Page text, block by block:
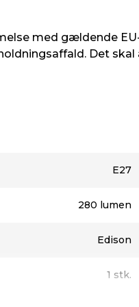
glødetråde, som i
er de samtidig
op til 15000
tonet glas.
med gældende
Det
E27
280 lumen
Edison
1 stk.